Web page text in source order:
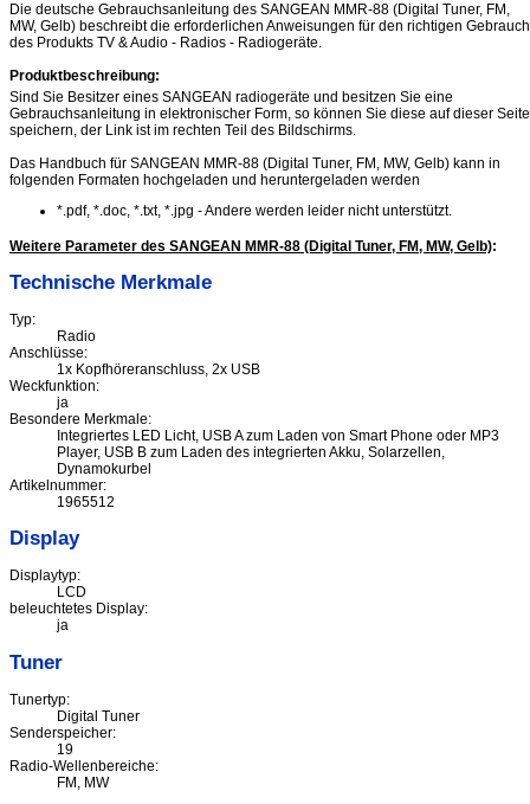
Die deutsche Gebrauchsanleitung des SANGEAN MMR-88 (Digital Tuner, FM,
MW, Gelb) beschreibt die erforderlichen Anweisungen für den richtigen Gebrauch
des Produkts TV & Audio - Radios - Radiogeräte.
Produktbeschreibung:
Sind Sie Besitzer eines SANGEAN radiogeräte und besitzen Sie eine
Gebrauchsanleitung in elektronischer Form, so können Sie diese auf dieser Seite
speichern, der Link ist im rechten Teil des Bildschirms.
Das Handbuch für SANGEAN MMR-88 (Digital Tuner, FM, MW, Gelb) kann in
folgenden Formaten hochgeladen und heruntergeladen werden
*.pdf, *.doc, *.txt, *.jpg - Andere werden leider nicht unterstützt.
Weitere Parameter des SANGEAN MMR-88 (Digital Tuner, FM, MW, Gelb):
Technische Merkmale
Typ:
Radio
Anschlüsse:
1x Kopfhöreranschluss, 2x USB
Weckfunktion:
ja
Besondere Merkmale:
Integriertes LED Licht, USB A zum Laden von Smart Phone oder MP3
Player, USB B zum Laden des integrierten Akku, Solarzellen,
Dynamokurbel
Artikelnummer:
1965512
Display
Displaytyp:
LCD
beleuchtetes Display:
ja
Tuner
Tunertyp:
Digital Tuner
Senderspeicher:
19
Radio-Wellenbereiche:
FM, MW